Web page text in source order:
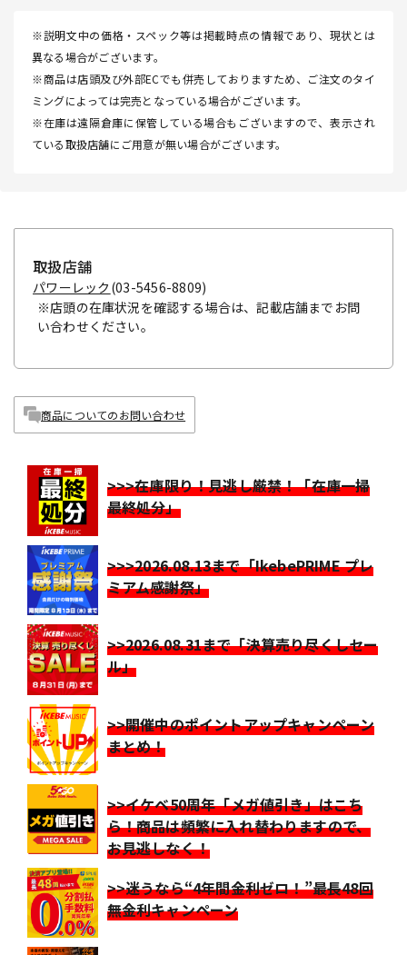
※説明文中の価格・スペック等は掲載時点の情報であり、現状とは
異なる場合がございます。
※商品は店頭及び外部ECでも併売しておりますため、ご注文のタイ
ミングによっては完売となっている場合がございます。
※在庫は遠隔倉庫に保管している場合もございますので、表示され
ている取扱店舗にご用意が無い場合がございます。
取扱店舗
パワーレック (03-5456-8809)
※店頭の在庫状況を確認する場合は、記載店舗までお問
い合わせください。
商品についてのお問い合わせ
>>>在庫限り！見逃し厳禁！「在庫一掃
最終処分」
>>>2026.08.13まで「IkebePRIME プレ
ミアム感謝祭」
>>2026.08.31まで「決算売り尽くしセー
ル」
>>開催中のポイントアップキャンペーン
まとめ！
>>イケベ50周年「メガ値引き」はこち
ら！商品は頻繁に入れ替わりますので、
お見逃しなく！
>>迷うなら“4年間金利ゼロ！”最長48回
無金利キャンペーン